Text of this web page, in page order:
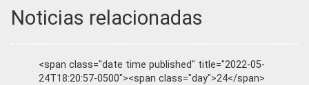
Noticias relacionadas
<span class="date time published" title="2022-05-
24T18:20:57-0500"><span class="day">24</span>